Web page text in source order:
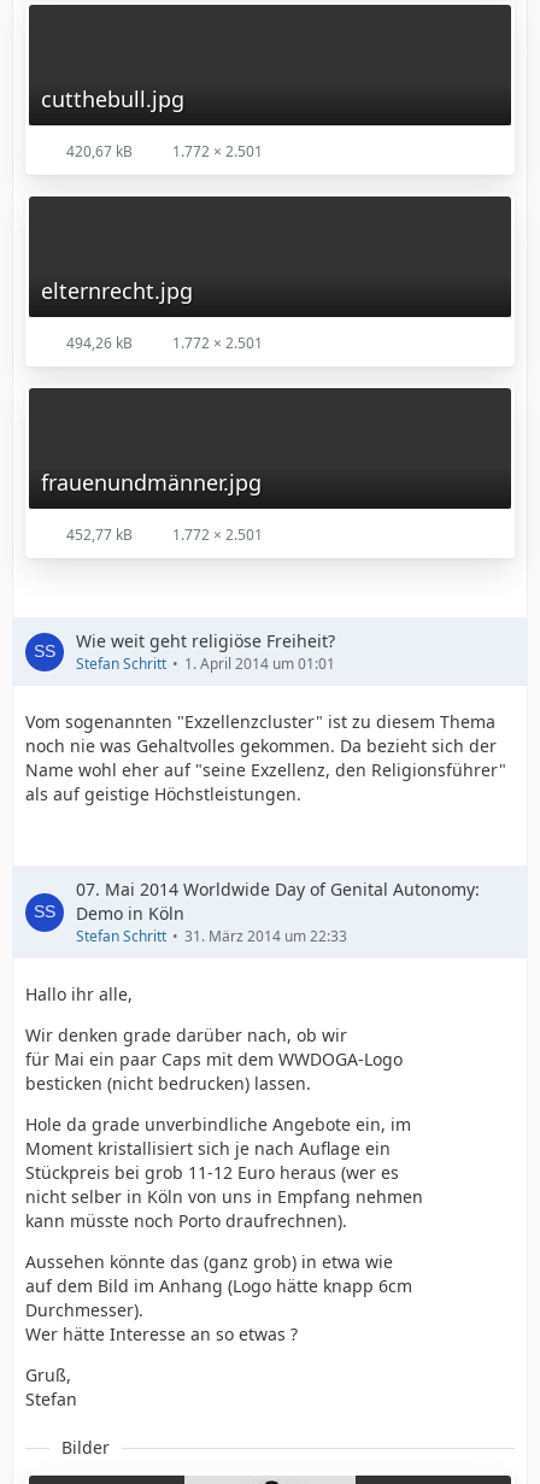
cutthebull.jpg
420,67 kB 1.772 × 2.501
elternrecht.jpg
494,26 kB 1.772 × 2.501
frauenundmänner.jpg
452,77 kB 1.772 × 2.501
Wie weit geht religiöse Freiheit?
Stefan Schritt 1. April 2014 um 01:01
Vom sogenannten "Exzellenzcluster" ist zu diesem Thema
noch nie was Gehaltvolles gekommen. Da bezieht sich der
Name wohl eher auf "seine Exzellenz, den Religionsführer"
als auf geistige Höchstleistungen.
07. Mai 2014 Worldwide Day of Genital Autonomy:
Demo in Köln
Stefan Schritt 31. März 2014 um 22:33
Hallo ihr alle,
Wir denken grade darüber nach, ob wir
für Mai ein paar Caps mit dem WWDOGA-Logo
besticken (nicht bedrucken) lassen.
Hole da grade unverbindliche Angebote ein, im
Moment kristallisiert sich je nach Auflage ein
Stückpreis bei grob 11-12 Euro heraus (wer es
nicht selber in Köln von uns in Empfang nehmen
kann müsste noch Porto draufrechnen).
Aussehen könnte das (ganz grob) in etwa wie
auf dem Bild im Anhang (Logo hätte knapp 6cm
Durchmesser).
Wer hätte Interesse an so etwas ?
Gruß,
Stefan
Bilder